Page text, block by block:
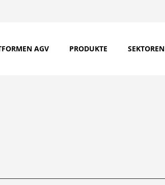
AGV PRODUKTE SEKTOREN